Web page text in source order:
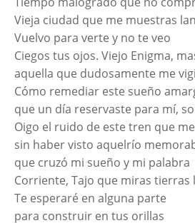
Vieja ciudad que me muestras
Vuelvo para verte y no te veo
Ciegos tus ojos. Viejo Enigma,
aquella que dudosamente me
Cómo remediar este sueño
que un día reservaste para mí,
Oigo el ruido de este tren que
sin haber visto aquelrío
que cruzó mi sueño y mi palabra
Corriente, Tajo que miras tierras
Te esperaré en alguna parte
para construir en tus orillas